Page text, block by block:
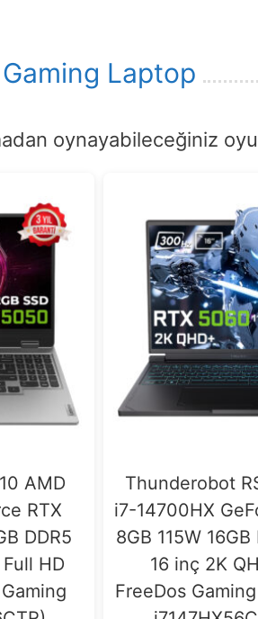
Gaming Laptop
oynayabileceğiniz
AMD
RTX
DDR5
HD
Thunderobot
i7-14700HX
8GB 115W
16 inç 2K
FreeDos